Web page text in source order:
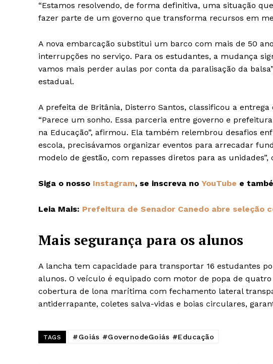
“Estamos resolvendo, de forma definitiva, uma situação
fazer parte de um governo que transforma recursos em
A nova embarcação substitui um barco com mais de 50
interrupções no serviço. Para os estudantes, a mudança
vamos mais perder aulas por conta da paralisação da
estadual.
A prefeita de Britânia, Disterro Santos, classificou a
“Parece um sonho. Essa parceria entre governo e
na Educação”, afirmou. Ela também relembrou desafios
escola, precisávamos organizar eventos para arrecadar
modelo de gestão, com repasses diretos para as unidades”,
Siga o nosso Instagram, se inscreva no YouTube e
Leia Mais: Prefeitura de Senador Canedo abre seleção
Mais segurança para os alunos
A lancha tem capacidade para transportar 16 estudantes
alunos. O veículo é equipado com motor de popa de
cobertura de lona marítima com fechamento lateral
antiderrapante, coletes salva-vidas e boias circulares,
TAGS #Goiás #GovernodeGoiás #Educação